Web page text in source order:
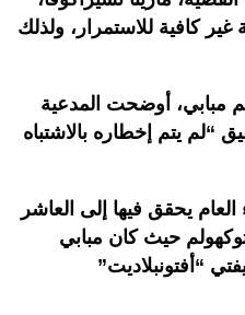
كافية للاستمرار، ولذلك
مبابي، أوضحت المدعية
“لم يتم إخطاره بالاشتباه
العام يحقق فيها إلى العاشر
حيث كان مبابي
“أفتونبلاديت”